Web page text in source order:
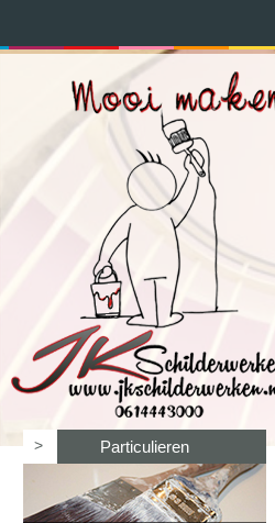
> Particulieren